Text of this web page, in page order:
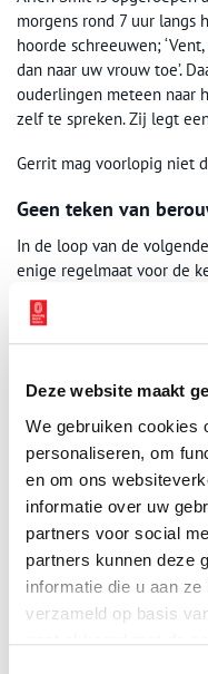
Deze website maakt
We gebruiken cookies
personaliseren, om
en om ons
informatie over uw
partners voor social
partners kunnen deze
informatie die u aan
verzameld op basis
morgens rond 7 uur langs
hoorde schreeuwen;
dan naar uw vrouw toe’.
ouderlingen meteen naar
zelf te spreken. Zij legt
Gerrit mag voorlopig niet
Geen teken van
In de loop van de
enige regelmaat voor de
In 1731 maakt Gerrit zich
dronkenschap en komt hij
hij nogmaals zijn ‘kwaad
actiën des lichaams’. De
maar Gerrit weigert
zo doorgaat – waarschuwt
de gemeente af snijden.’
er nog meer te zeggen is
In 1740 lijkt het toch
is ‘na belofte van een
avondmaal.